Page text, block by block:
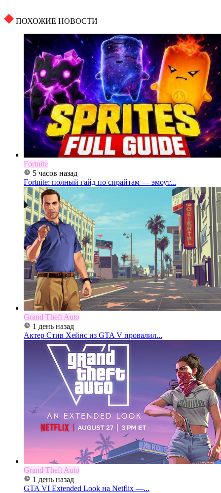
ПОХОЖИЕ НОВОСТИ
Fortnite
5 часов назад
Fortnite: полный гайд по спрайтам — эмоут...
Grand Theft Auto
1 день назад
Актер Стив Хейнс из GTA V провалил...
Grand Theft Auto
1 день назад
GTA VI Extended Look на Netflix —...